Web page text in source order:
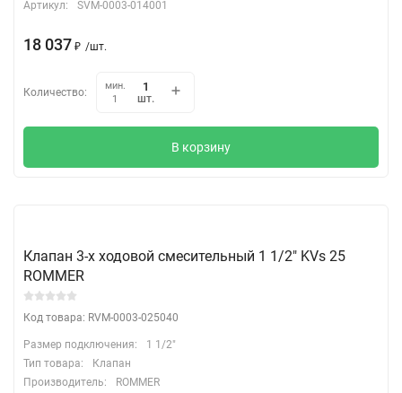
Артикул:
SVM-0003-014001
18 037 ₽ /шт.
Количество:
мин.
1
шт.
В корзину
Клапан 3-х ходовой смесительный 1 1/2" KVs 25
ROMMER
Код товара: RVM-0003-025040
Размер подключения:
1 1/2"
Тип товара:
Клапан
Производитель:
ROMMER